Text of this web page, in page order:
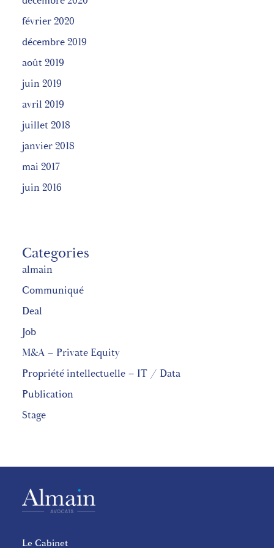
février 2020
décembre 2019
août 2019
juin 2019
avril 2019
juillet 2018
janvier 2018
mai 2017
juin 2016
Categories
almain
Communiqué
Deal
Job
M&A – Private Equity
Propriété intellectuelle – IT / Data
Publication
Stage
Le Cabinet